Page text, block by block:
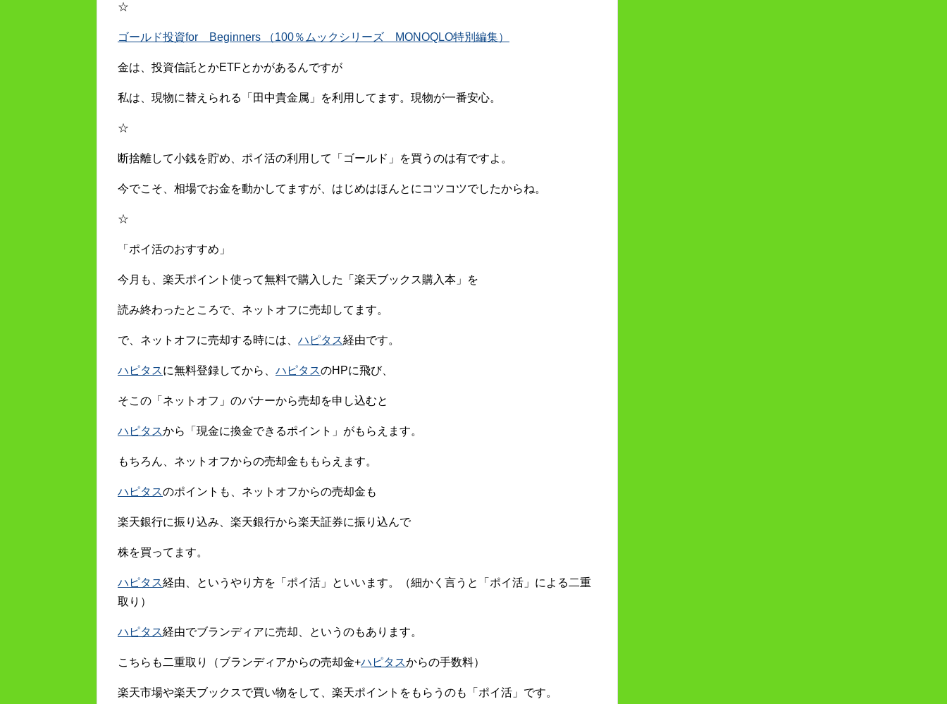
☆
ゴールド投資for Beginners （100％ムックシリーズ MONOQLO特別編集）
金は、投資信託とかETFとかがあるんですが
私は、現物に替えられる「田中貴金属」を利用してます。現物が一番安心。
☆
断捨離して小銭を貯め、ポイ活の利用して「ゴールド」を買うのは有ですよ。
今でこそ、相場でお金を動かしてますが、はじめはほんとにコツコツでしたからね。
☆
「ポイ活のおすすめ」
今月も、楽天ポイント使って無料で購入した「楽天ブックス購入本」を
読み終わったところで、ネットオフに売却してます。
で、ネットオフに売却する時には、 ハピタス経由です。
ハピタスに無料登録してから、 ハピタスのHPに飛び、
そこの「ネットオフ」のバナーから売却を申し込むと
ハピタスから「現金に換金できるポイント」がもらえます。
もちろん、ネットオフからの売却金ももらえます。
ハピタスのポイントも、ネットオフからの売却金も
楽天銀行に振り込み、楽天銀行から楽天証券に振り込んで
株を買ってます。
ハピタス経由、というやり方を「ポイ活」といいます。（細かく言うと「ポイ活」による二重
取り）
ハピタス経由でブランディアに売却、というのもあります。
こちらも二重取り（ブランディアからの売却金+ハピタスからの手数料）
楽天市場や楽天ブックスで買い物をして、楽天ポイントをもらうのも「ポイ活」です。